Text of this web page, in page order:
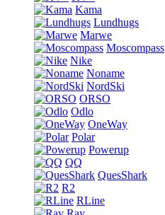
Kama
Lundhugs
Marwe
Moscompass
Nike
Noname
NordSki
ORSO
Odlo
OneWay
Polar
Powerup
QQ
QuesShark
R2
RLine